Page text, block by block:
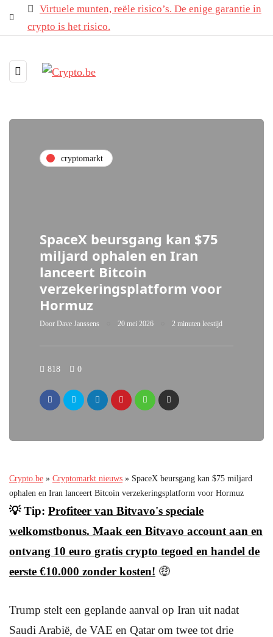
Virtuele munten, reële risico’s. De enige garantie in
crypto is het risico.
cryptomarkt
SpaceX beursgang kan $75
miljard ophalen en Iran
lanceert Bitcoin
verzekeringsplatform voor
Hormuz
Door Dave Janssens 20 mei 2026 2 minuten leestijd
818 0
Crypto.be » Cryptomarkt nieuws » SpaceX beursgang kan $75 miljard
ophalen en Iran lanceert Bitcoin verzekeringsplatform voor Hormuz
💡 Tip: Profiteer van Bitvavo's speciale
welkomstbonus. Maak een Bitvavo account aan en
ontvang 10 euro gratis crypto tegoed en handel de
eerste €10.000 zonder kosten! 🤑
Trump stelt een geplande aanval op Iran uit nadat
Saudi Arabië, de VAE en Qatar om twee tot drie